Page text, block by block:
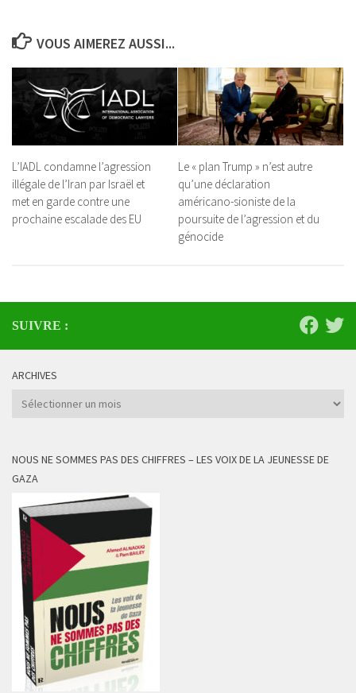
VOUS AIMEREZ AUSSI...
L’IADL condamne l’agression
illégale de l’Iran par Israël et
met en garde contre une
prochaine escalade des EU
Le « plan Trump » n’est autre
qu’une déclaration
américano-sioniste de la
poursuite de l’agression et du
génocide
SUIVRE :
ARCHIVES
Archives
NOUS NE SOMMES PAS DES CHIFFRES – LES VOIX DE LA JEUNESSE DE
GAZA